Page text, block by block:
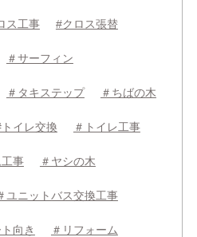
ス工事 #クロス張替
＃サーフィン
＃タキステップ ＃ちばの木
イレ交換 ＃トイレ工事
事 ＃ヤシの木
ユニットバス交換工事
向き ＃リフォーム